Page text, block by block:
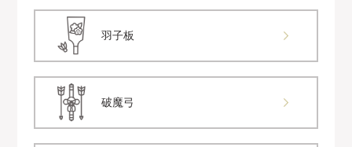
羽子板
破魔弓